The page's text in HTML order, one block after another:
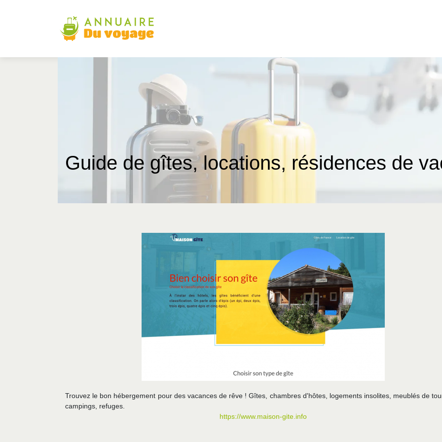
Guide de gîtes, locations, résidences de
Trouvez le bon hébergement pour des vacances de rêve ! Gîtes, chambres d'hôtes, logements insolites, meublés de
campings, refuges.
https://www.maison-gite.info